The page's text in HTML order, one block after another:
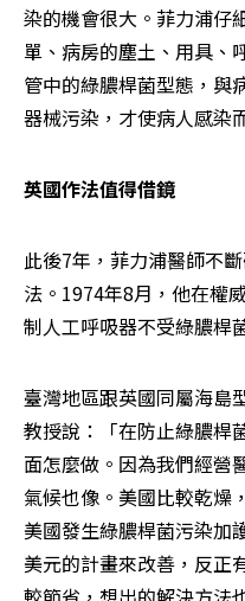
染的機會很大。菲力浦仔
單、病房的塵土、用具、
管中的綠膿桿菌型態，與
器械污染，才使病人感染
英國作法值得借鏡
此後7年，菲力浦醫師不
法。1974年8月，他在權
制人工呼吸器不受綠膿桿
臺灣地區跟英國同屬海島
教授說：「在防止綠膿桿
面怎麼做。因為我們經營
氣候也像。美國比較乾燥
美國發生綠膿桿菌污染加
美元的計畫來改善，反正